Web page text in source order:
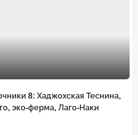
8: Хаджохская Теснина,
эко-ферма, Лаго-Наки